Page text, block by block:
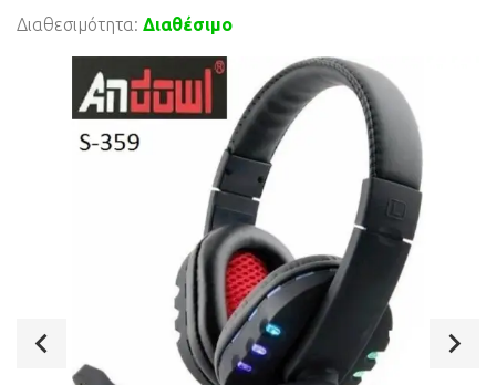
Διαθεσιμότητα: Διαθέσιμο